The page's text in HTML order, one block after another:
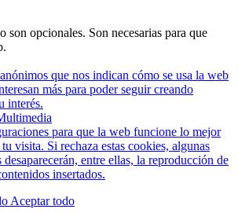
son opcionales. Son necesarias para que
que nos indican cómo se usa la web
más para poder seguir creando
interés.
para que la web funcione lo mejor
visita. Si rechaza estas cookies, algunas
entre ellas, la reproducción de
insertados.
Aceptar todo